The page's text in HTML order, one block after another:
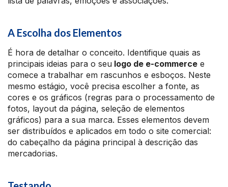
A Escolha dos Elementos
É hora de detalhar o conceito. Identifique quais as
principais ideias para o seu logo de e-commerce e
comece a trabalhar em rascunhos e esboços. Neste
mesmo estágio, você precisa escolher a fonte, as
cores e os gráficos (regras para o processamento de
fotos, layout da página, seleção de elementos
gráficos) para a sua marca. Esses elementos devem
ser distribuídos e aplicados em todo o site comercial:
do cabeçalho da página principal à descrição das
mercadorias.